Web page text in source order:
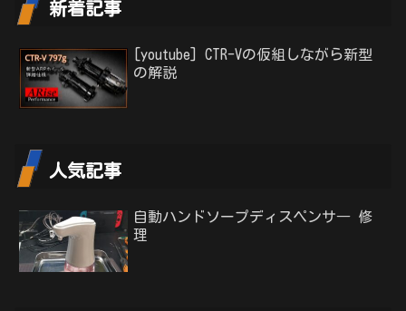
新着記事
[youtube] CTR-Vの仮組しながら新型
の解説
人気記事
自動ハンドソープディスペンサ― 修
理